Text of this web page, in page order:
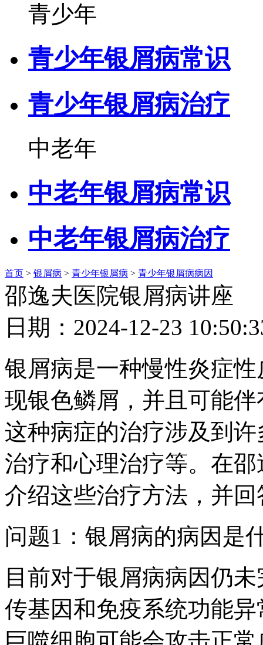
青少年
青少年银屑病常识
青少年银屑病治疗
中老年
中老年银屑病常识
中老年银屑病治疗
首页 > 银屑病 > 青少年银屑病 > 青少年银屑病病因
邵逸夫医院银屑病讲座
日期：2024-12-23
银屑病是一种慢性炎症
现银色鳞屑，并且可能
这种病症的治疗涉及到
治疗和心理治疗等。在
介绍这些治疗方法，并
问题1：银屑病的病因是
目前对于银屑病病因仍
传基因和免疫系统功能